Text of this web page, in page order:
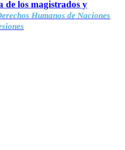
de los magistrados y
Humanos de Naciones